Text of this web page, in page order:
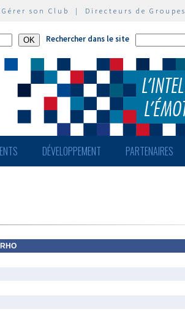
Gérer son Club | Directeurs de Groupes
Rechercher dans le site
DÉVELOPPEMENT PARTENAIRES